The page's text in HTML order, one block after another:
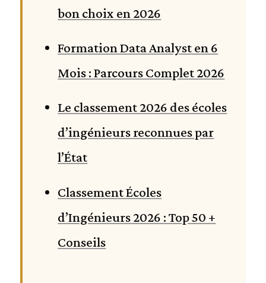
bon choix en 2026
Formation Data Analyst en 6
Mois : Parcours Complet 2026
Le classement 2026 des écoles
d’ingénieurs reconnues par
l’État
Classement Écoles
d’Ingénieurs 2026 : Top 50 +
Conseils